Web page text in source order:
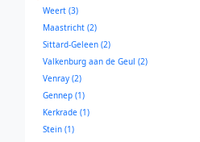
Weert (3)
Maastricht (2)
Sittard-Geleen (2)
Valkenburg aan de Geul (2)
Venray (2)
Gennep (1)
Kerkrade (1)
Stein (1)